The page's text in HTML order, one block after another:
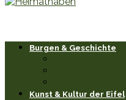
Burgen & Geschichte
Kunst & Kultur der Eifel